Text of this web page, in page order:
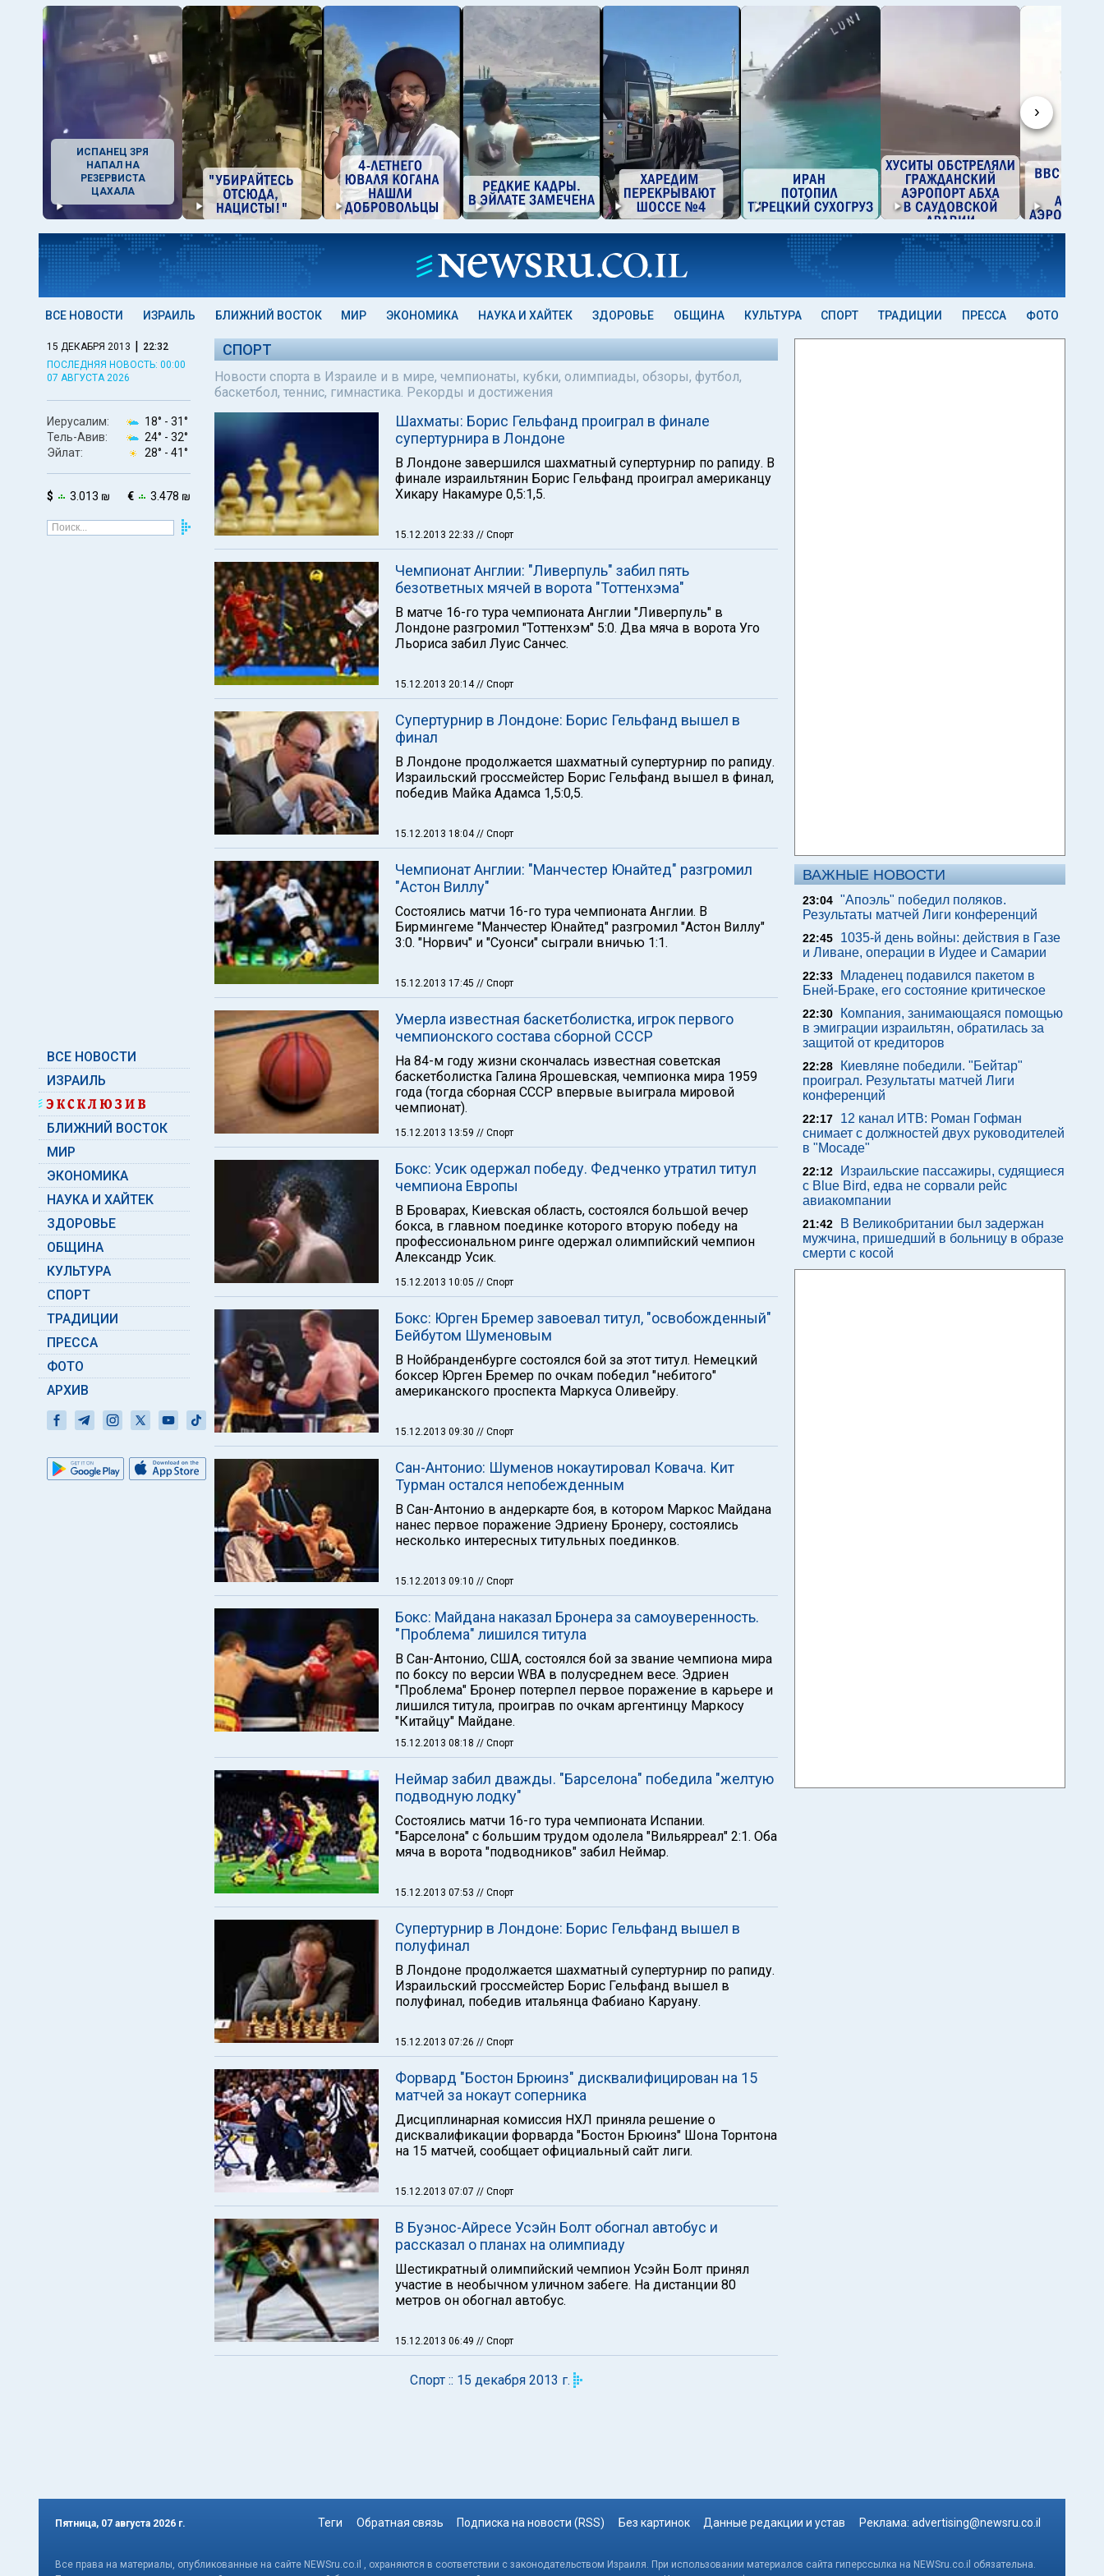
›
ИСПАНЕЦ ЗРЯ
НАПАЛ НА
РЕЗЕРВИСТА
ЦАХАЛА
ВСЕ НОВОСТИ ИЗРАИЛЬ БЛИЖНИЙ ВОСТОК МИР ЭКОНОМИКА НАУКА И ХАЙТЕК ЗДОРОВЬЕ ОБЩИНА КУЛЬТУРА СПОРТ ТРАДИЦИИ ПРЕССА ФОТО
15 ДЕКАБРЯ 2013 | 22:32
ПОСЛЕДНЯЯ НОВОСТЬ: 00:00
07 АВГУСТА 2026
Иерусалим: 18° - 31°
Тель-Авив:
24° - 32°
Эйлат:
28° - 41°
$ 3.013 ₪ € 3.478 ₪
ВСЕ НОВОСТИ
ИЗРАИЛЬ
БЛИЖНИЙ ВОСТОК
МИР
ЭКОНОМИКА
НАУКА И ХАЙТЕК
ЗДОРОВЬЕ
ОБЩИНА
КУЛЬТУРА
СПОРТ
ТРАДИЦИИ
ПРЕССА
ФОТО
АРХИВ
СПОРТ
Новости спорта в Израиле и в мире, чемпионаты, кубки, олимпиады, обзоры, футбол,
баскетбол, теннис, гимнастика. Рекорды и достижения
Шахматы: Борис Гельфанд проиграл в финале
супертурнира в Лондоне
В Лондоне завершился шахматный супертурнир по рапиду. В
финале израильтянин Борис Гельфанд проиграл американцу
Хикару Накамуре 0,5:1,5.
15.12.2013 22:33 // Спорт
Чемпионат Англии: "Ливерпуль" забил пять
безответных мячей в ворота "Тоттенхэма"
В матче 16-го тура чемпионата Англии "Ливерпуль" в
Лондоне разгромил "Тоттенхэм" 5:0. Два мяча в ворота Уго
Льориса забил Луис Санчес.
15.12.2013 20:14// Спорт
Супертурнир в Лондоне: Борис Гельфанд вышел в
финал
В Лондоне продолжается шахматный супертурнир по рапиду.
Израильский гроссмейстер Борис Гельфанд вышел в финал,
победив Майка Адамса 1,5:0,5.
15.12.2013 18:04// Спорт
Чемпионат Англии: "Манчестер Юнайтед" разгромил
"Астон Виллу"
Состоялись матчи 16-го тура чемпионата Англии. В
Бирмингеме "Манчестер Юнайтед" разгромил "Астон Виллу"
3:0. "Норвич" и "Суонси" сыграли вничью 1:1.
15.12.2013 17:45 // Спорт
Умерла известная баскетболистка, игрок первого
чемпионского состава сборной СССР
На 84-м году жизни скончалась известная советская
баскетболистка Галина Ярошевская, чемпионка мира 1959
года (тогда сборная СССР впервые выиграла мировой
чемпионат).
15.12.2013 13:59 // Спорт
Бокс: Усик одержал победу. Федченко утратил титул
чемпиона Европы
В Броварах, Киевская область, состоялся большой вечер
бокса, в главном поединке которого вторую победу на
профессиональном ринге одержал олимпийский чемпион
Александр Усик.
15.12.2013 10:05 // Спорт
Бокс: Юрген Бремер завоевал титул, "освобожденный"
Бейбутом Шуменовым
В Нойбранденбурге состоялся бой за этот титул. Немецкий
боксер Юрген Бремер по очкам победил "небитого"
американского проспекта Маркуса Оливейру.
15.12.2013 09:30 // Спорт
Сан-Антонио: Шуменов нокаутировал Ковача. Кит
Турман остался непобежденным
В Сан-Антонио в андеркарте боя, в котором Маркос Майдана
нанес первое поражение Эдриену Бронеру, состоялись
несколько интересных титульных поединков.
15.12.2013 09:10 // Спорт
Бокс: Майдана наказал Бронера за самоуверенность.
"Проблема" лишился титула
В Сан-Антонио, США, состоялся бой за звание чемпиона мира
по боксу по версии WBA в полусреднем весе. Эдриен
"Проблема" Бронер потерпел первое поражение в карьере и
лишился титула, проиграв по очкам аргентинцу Маркосу
"Китайцу" Майдане.
15.12.2013 08:18 // Спорт
Неймар забил дважды. "Барселона" победила "желтую
подводную лодку"
Состоялись матчи 16-го тура чемпионата Испании.
"Барселона" с большим трудом одолела "Вильярреал" 2:1. Оба
мяча в ворота "подводников" забил Неймар.
15.12.2013 07:53 // Спорт
Супертурнир в Лондоне: Борис Гельфанд вышел в
полуфинал
В Лондоне продолжается шахматный супертурнир по рапиду.
Израильский гроссмейстер Борис Гельфанд вышел в
полуфинал, победив итальянца Фабиано Каруану.
15.12.2013 07:26 // Спорт
Форвард "Бостон Брюинз" дисквалифицирован на 15
матчей за нокаут соперника
Дисциплинарная комиссия НХЛ приняла решение о
дисквалификации форварда "Бостон Брюинз" Шона Торнтона
на 15 матчей, сообщает официальный сайт лиги.
15.12.2013 07:07 // Спорт
В Буэнос-Айресе Усэйн Болт обогнал автобус и
рассказал о планах на олимпиаду
Шестикратный олимпийский чемпион Усэйн Болт принял
участие в необычном уличном забеге. На дистанции 80
метров он обогнал автобус.
15.12.2013 06:49 // Спорт
Спорт :: 15 декабря 2013 г.
ВАЖНЫЕ НОВОСТИ
23:04 "Апоэль" победил поляков.
Результаты матчей Лиги конференций
22:45
1035-й день войны: действия в Газе
и Ливане, операции в Иудее и Самарии
22:33
Младенец подавился пакетом в
Бней-Браке, его состояние критическое
22:30
Компания, занимающаяся помощью
в эмиграции израильтян, обратилась за
защитой от кредиторов
22:28
Киевляне победили. "Бейтар"
проиграл. Результаты матчей Лиги
конференций
22:17
12 канал ИТВ: Роман Гофман
снимает с должностей двух руководителей
в "Мосаде"
22:12
Израильские пассажиры, судящиеся
с Blue Bird, едва не сорвали рейс
авиакомпании
21:42
В Великобритании был задержан
мужчина, пришедший в больницу в образе
смерти с косой
Пятница, 07 августа 2026 г. Теги Обратная связь Подписка на новости (RSS) Без картинок Данные редакции и устав Реклама: advertising@newsru.co.il
Все права на материалы, опубликованные на сайте NEWSru.co.il , охраняются в соответствии с законодательством Израиля. При использовании материалов сайта гиперссылка на NEWSru.co.il обязательна.